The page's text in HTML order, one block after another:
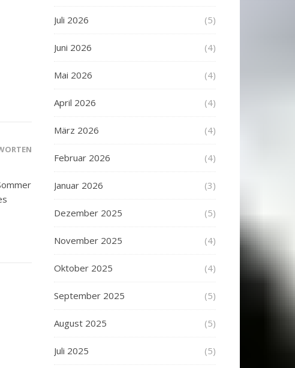
Juli 2026 (5)
Juni 2026 (4)
Mai 2026 (4)
April 2026 (4)
März 2026 (4)
Februar 2026 (4)
Januar 2026 (3)
Dezember 2025 (5)
November 2025 (4)
Oktober 2025 (4)
September 2025 (5)
August 2025 (5)
Juli 2025 (5)